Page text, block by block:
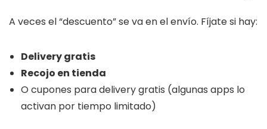
A veces el “descuento” se va en el envío. Fíjate si hay:
Delivery gratis
Recojo en tienda
O cupones para delivery gratis (algunas apps lo
activan por tiempo limitado)